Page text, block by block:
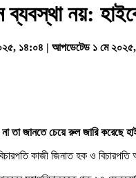
ব্যবস্থা নয়:
১৪:০৪ | আপডেটেড ১ মে
নাতাজানতেচেয়েরুলজারিকরেছে
কাজী জিনাত হক ও বিচারপতি